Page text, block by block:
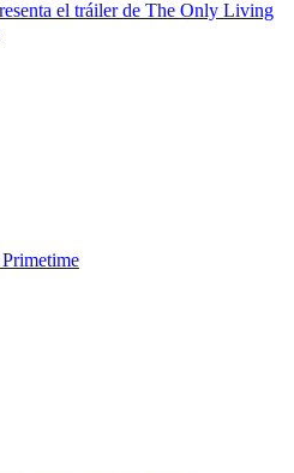
el tráiler de The Only Living